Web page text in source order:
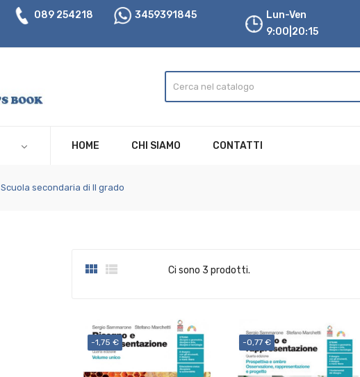
089 254218 3459391845
Lun-Ven
9:00|20:15
HOME CHI SIAMO CONTATTI
Scuola secondaria di II grado
  Ci sono 3 prodotti.
-1,75 € -0,77 €